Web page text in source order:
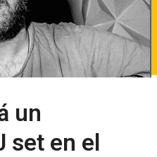
un
set en el